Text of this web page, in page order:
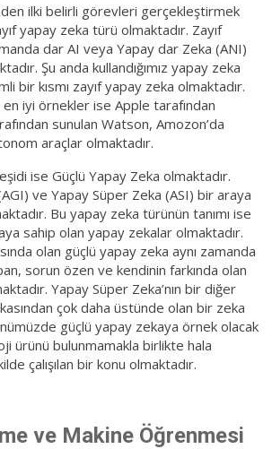
ilki belirli görevleri gerçekleştirmek
yapay zeka türü olmaktadır. Zayıf
dar AI veya Yapay dar Zeka (ANI)
Şu anda kullandığımız yapay zeka
bir kısmı zayıf yapay zeka olmaktadır.
en iyi örnekler ise Apple tarafından
sunulan Watson, Amozon’da
araçlar olmaktadır.
ise Güçlü Yapay Zeka olmaktadır.
ve Yapay Süper Zeka (ASI) bir araya
Bu yapay zeka türünün tanımı ise
sahip olan yapay zekalar olmaktadır.
olan güçlü yapay zeka aynı zamanda
sorun özen ve kendinin farkında olan
Yapay Süper Zeka’nın bir diğer
çok daha üstünde olan bir zeka
güçlü yapay zekaya örnek olacak
ürünü bulunmamakla birlikte hala
çalışılan bir konu olmaktadır.
ve Makine Öğrenmesi